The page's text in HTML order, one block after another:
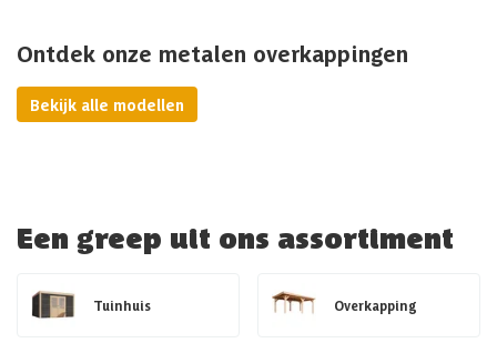
Ontdek onze metalen overkappingen
Bekijk alle modellen
Een greep uit ons assortiment
Tuinhuis Overkapping